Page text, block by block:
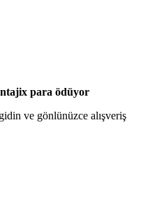
para ödüyor
ve gönlünüzce alışveriş